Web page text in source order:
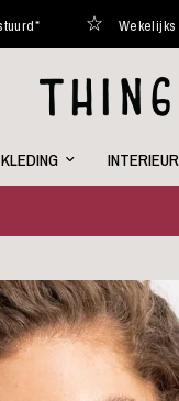
Wekelijks nieuwe
KLEDING INTERIEUR